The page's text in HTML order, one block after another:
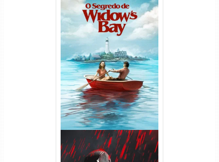
O Segredo de Widow’s Bay
1ª Temporada Torrent (2026)
WEB-DL 1080p Dual Áudio